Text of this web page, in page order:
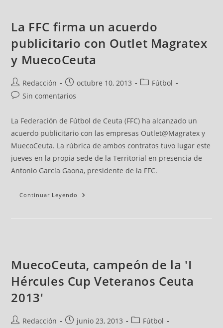
La FFC firma un acuerdo
publicitario con Outlet Magratex
y MuecoCeuta
Redacción octubre 10, 2013
Fútbol
Sin comentarios
La Federación de Fútbol de Ceuta (FFC) ha alcanzado un
acuerdo publicitario con las empresas Outlet@Magratex y
MuecoCeuta. La rúbrica de ambos contratos tuvo lugar este
jueves en la propia sede de la Territorial en presencia de
Antonio García Gaona, presidente de la FFC.
Continuar Leyendo
MuecoCeuta, campeón de la 'I
Hércules Cup Veteranos Ceuta
2013'
Redacción junio 23, 2013
Fútbol